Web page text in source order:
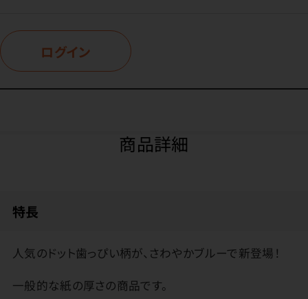
ログイン
商品詳細
特長
人気のドット歯っぴい柄が、さわやかブルーで新登場！
一般的な紙の厚さの商品です。